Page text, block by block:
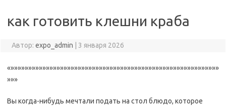
как готовить клешни краба
Автор: expo_admin 3 января 2026
«»»»»»»»»»»»»»»»»»»»»»»»»»»»»»»»»»»»»»»»»»»»»»»»»»»»»»»»»»»»
»»»
Вы когда-нибудь мечтали подать на стол блюдо, которое